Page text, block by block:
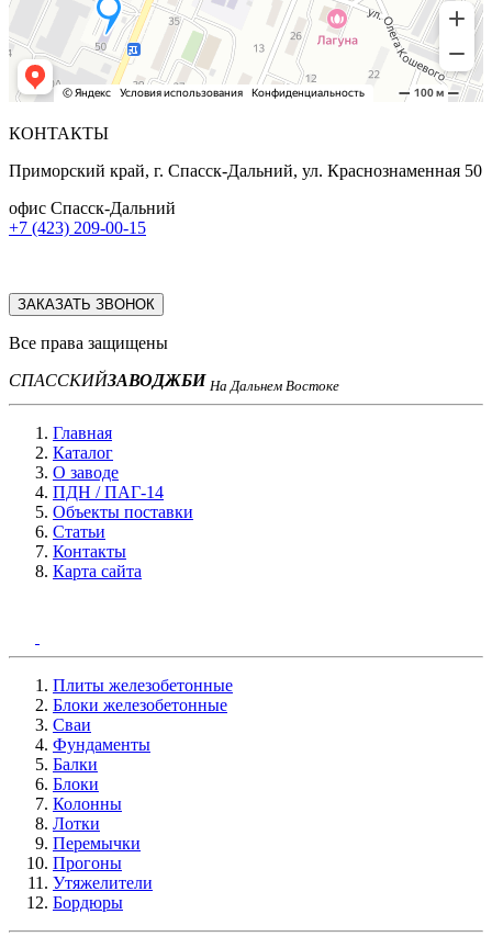
КОНТАКТЫ
Приморский край, г. Спасск-Дальний, ул. Краснознаменная 50
офис Спасск-Дальний
+7 (423) 209-00-15
ЗАКАЗАТЬ ЗВОНОК
Все права защищены
СПАССКИЙЗАВОДЖБИ На Дальнем Востоке
Главная
Каталог
О заводе
ПДН / ПАГ-14
Объекты поставки
Статьи
Контакты
Карта сайта
Плиты железобетонные
Блоки железобетонные
Сваи
Фундаменты
Балки
Блоки
Колонны
Лотки
Перемычки
Прогоны
Утяжелители
Бордюры